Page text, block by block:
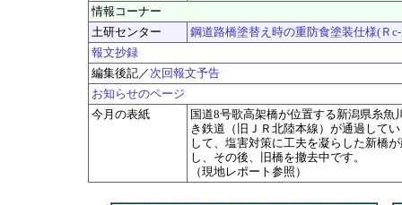
情報コーナー
土研センター
鋼道路橋塗替え時の重防食塗装仕様(Ｒ
報文抄録
編集後記／ 次回報文予告
お知らせのページ
今月の表紙
国道8号歌高架橋が位置する新潟県糸
き鉄道（旧ＪＲ北陸本線）が通過して
して、塩害対策に工夫を凝らした新橋
し、その後、旧橋を撤去中です。
（現地レポート参照）